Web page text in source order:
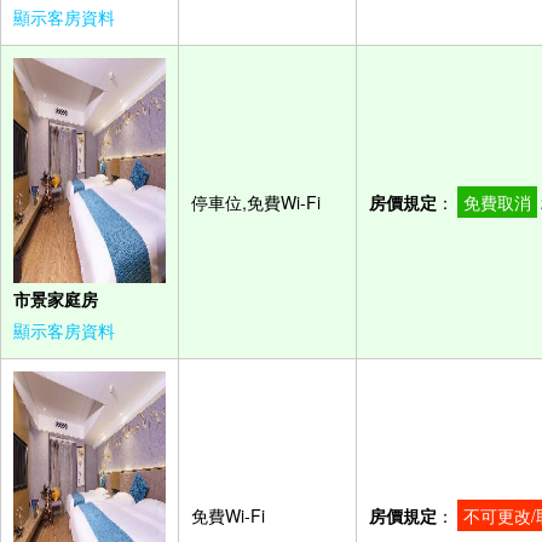
顯示客房資料
市景家庭房
顯示客房資料
停車位,免費Wi-Fi 房價規定 ： 免費取消
免費Wi-Fi 房價規定 ： 不可更改/